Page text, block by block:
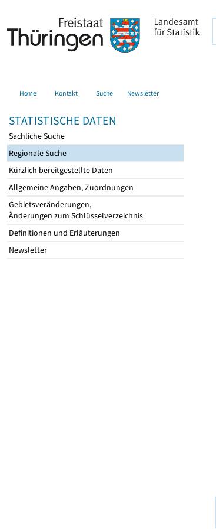
Home Kontakt Suche Newsletter
STATISTISCHE DATEN
Sachliche Suche
Regionale Suche
Kürzlich bereitgestellte Daten
Allgemeine Angaben, Zuordnungen
Gebietsveränderungen,
Änderungen zum Schlüsselverzeichnis
Definitionen und Erläuterungen
Newsletter